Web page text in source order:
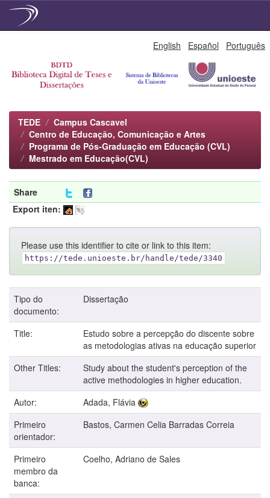
English Español Português
TEDE
Campus Cascavel
Centro de Educação, Comunicação e Artes
Programa de Pós-Graduação em Educação (CVL)
Mestrado em Educação(CVL)
Share
Export iten:
Please use this identifier to cite or link to this item:
https://tede.unioeste.br/handle/tede/3340
Tipo do
documento:
Dissertação
Title:
Estudo sobre a percepção do discente sobre
as metodologias ativas na educação superior
Other Titles:
Study about the student's perception of the
active methodologies in higher education.
Autor:
Adada, Flávia
Primeiro
orientador:
Bastos, Carmen Celia Barradas Correia
Primeiro
membro da
banca:
Coelho, Adriano de Sales